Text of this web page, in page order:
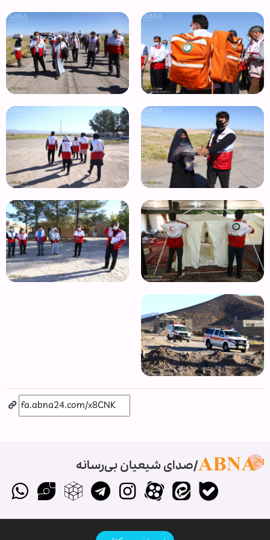
صدای شیعیان بی‌رسانه